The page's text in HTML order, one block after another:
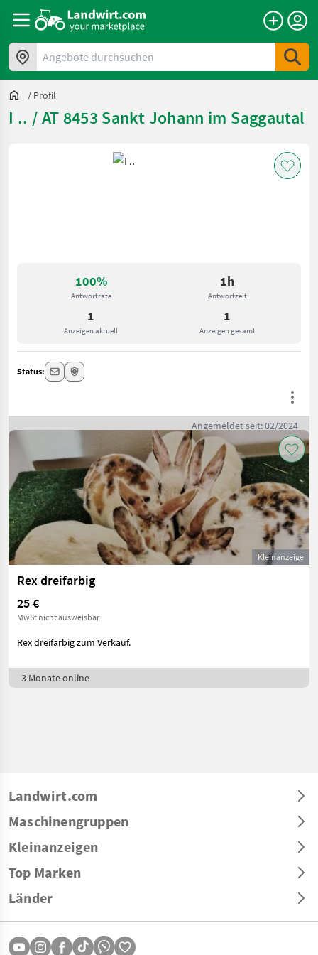
Angebote durchsuchen
/ Profil
I .. / AT 8453 Sankt Johann im Saggautal
100%
Antwortrate
1h
Antwortzeit
1
Anzeigen aktuell
1
Anzeigen gesamt
Status:
Angemeldet seit: 02/2024
Kleinanzeige
Rex dreifarbig
25 €
MwSt nicht ausweisbar
Rex dreifarbig zum Verkauf.
3 Monate online
Landwirt.com
Maschinengruppen
Kleinanzeigen
Top Marken
Länder